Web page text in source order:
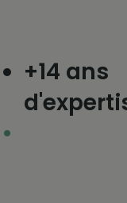
+14 ans